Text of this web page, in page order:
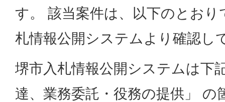
す。 該当案件は、以下のとお
札情報公開システムより確認し
堺市入札情報公開システムは下
達、業務委託・役務の提供」 の